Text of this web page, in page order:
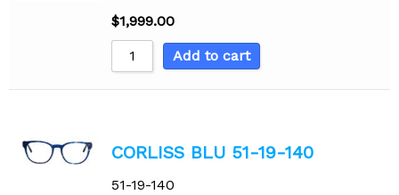
$1,999.00
Add to cart
CORLISS BLU 51-19-140
51-19-140